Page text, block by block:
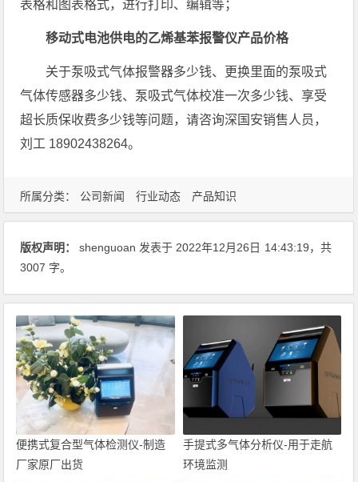
表格和图表格式，进行打印、编辑等；
移动式电池供电的乙烯基苯报警仪产品价格
关于泵吸式气体报警器多少钱、更换里面的泵吸式
气体传感器多少钱、泵吸式气体校准一次多少钱、享受
超长质保收费多少钱等问题，请咨询深国安销售人员，
刘工 18902438264。
所属分类： 公司新闻 行业动态 产品知识
版权声明： shenguoan 发表于 2022年12月26日 14:43:19，共
3007 字。
便携式复合型气体检测仪-制造
厂家原厂出货
手提式多气体分析仪-用于走航
环境监测